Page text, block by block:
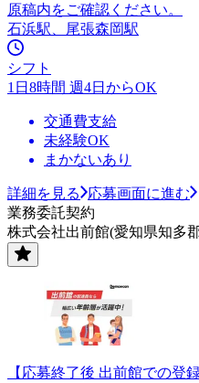
原稿内をご確認ください。
石浜駅、尾張森岡駅
シフト
1日8時間 週4日からOK
交通費支給
未経験OK
まかないあり
詳細を見る
応募画面に進む
業務委託契約
株式会社出前館(愛知県知多
【応募終了後 出前館での登